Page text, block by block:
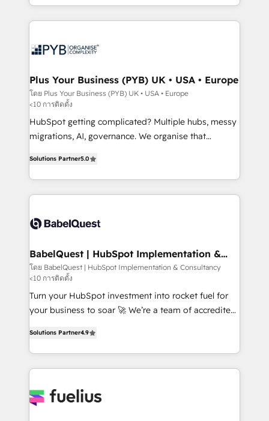
Marketing, Sales, Operations, and Service Hubs. -
Ongoing optimization, managed support, and
powerful growth engine. Built to convert, scale, and
search optimisation), and HubSpot Content Hub and
WordPress development. We work with enterprise
professional services, financial services and
Town, Dubai & London. 500+ HubSpot CRM
implementations delivered. AI visibility coverage
across ChatGPT, Claude, Perplexity, Gemini and
Google AI Overviews. HubSpot Impact Award -
Customer First HubSpot Impact Award - Integrations
Migration Excellence HubSpot Impact Award -
Platform Excellence 40+ full-time HubSpot
professionals. 100s of certifications and
Plus Your Business (PYB) UK • USA • Europe
โดย Plus Your Business (PYB) UK • USA • Europe
<10 การติดตั้ง
HubSpot getting complicated? Multiple hubs, messy
migrations, AI, governance. We organise that
Welcome to our Profile! We help with: • CRM
implementation, reports, workflows, and team
training • CRM migration from Salesforce, Pipedrive,
custom API integrations • AI governance for
Boutique 'Elite' team of 12 • 150+ clients across Sales
Hub, Marketing Hub, Service Hub, Data Hub and
CMS • ISO/IEC 27001:2022, ISO 9001:2015, and ISO
42001:2023 certified - the AI management standard •
GuardHub: our AI governance framework, built on
'𝗖𝗼𝗻𝘁𝗮𝗰𝘁 𝗯𝘂𝘀𝗶𝗻𝗲𝘀𝘀' button to get in touch (𝘸𝘦'𝘳𝘦
𝘴𝘶𝘱𝘦𝘳 𝘳𝘦𝘴𝘱𝘰𝘯𝘴𝘪𝘷𝘦)
Solutions Partner5.0
BabelQuest | HubSpot Implementation &
Consultancy
โดย BabelQuest | HubSpot Implementation & Consultancy
<10 การติดตั้ง
Turn your HubSpot investment into rocket fuel for
your business to soar 🚀 We’re a team of accredited
implement the platform into complex business
environments, optimise what you've got and make
sure you can actually use it, build your website in
for you and execute it on HubSpot. We are on the
Solutions Partner4.9